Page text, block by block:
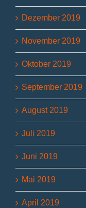
Dezember 2019
November 2019
Oktober 2019
September 2019
August 2019
Juli 2019
Juni 2019
Mai 2019
April 2019